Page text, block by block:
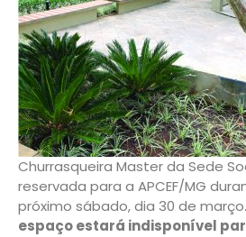
Churrasqueira Master da Sede
reservada para a APCEF/MG
próximo sábado, dia 30 de
espaço estará indisponível